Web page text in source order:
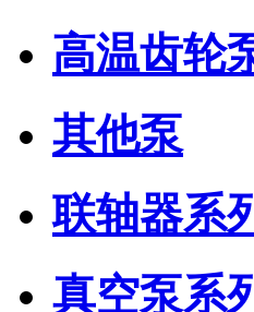
高温齿轮
其他泵
联轴器系
真空泵系